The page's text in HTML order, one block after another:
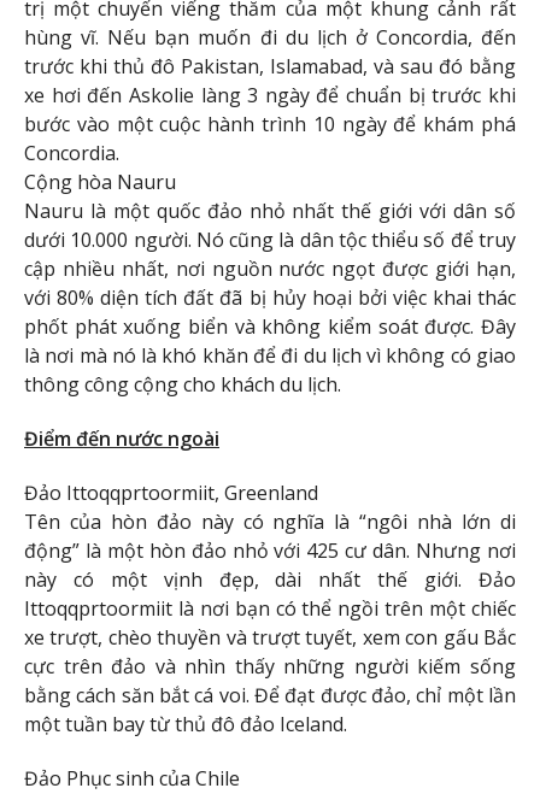
trị một chuyến viếng thăm của một khung cảnh rất
hùng vĩ. Nếu bạn muốn đi du lịch ở Concordia, đến
trước khi thủ đô Pakistan, Islamabad, và sau đó bằng
xe hơi đến Askolie làng 3 ngày để chuẩn bị trước khi
bước vào một cuộc hành trình 10 ngày để khám phá
Concordia.
Cộng hòa Nauru
Nauru là một quốc đảo nhỏ nhất thế giới với dân số
dưới 10.000 người. Nó cũng là dân tộc thiểu số để truy
cập nhiều nhất, nơi nguồn nước ngọt được giới hạn,
với 80% diện tích đất đã bị hủy hoại bởi việc khai thác
phốt phát xuống biển và không kiểm soát được. Đây
là nơi mà nó là khó khăn để đi du lịch vì không có giao
thông công cộng cho khách du lịch.
Điểm đến nước ngoài
Đảo Ittoqqprtoormiit, Greenland
Tên của hòn đảo này có nghĩa là “ngôi nhà lớn di
động” là một hòn đảo nhỏ với 425 cư dân. Nhưng nơi
này có một vịnh đẹp, dài nhất thế giới. Đảo
Ittoqqprtoormiit là nơi bạn có thể ngồi trên một chiếc
xe trượt, chèo thuyền và trượt tuyết, xem con gấu Bắc
cực trên đảo và nhìn thấy những người kiếm sống
bằng cách săn bắt cá voi. Để đạt được đảo, chỉ một lần
một tuần bay từ thủ đô đảo Iceland.
Đảo Phục sinh của Chile